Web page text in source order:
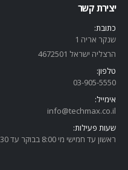
יצירת קשר
כתובת:
שנקר אריה 1
הרצליה ישראל 4672501
טלפון:
03-905-5550
אימייל:
info@techmax.co.il
שעות פעילות:
ראשון עד חמישי מי 8:00 בבוקר עד 14:30